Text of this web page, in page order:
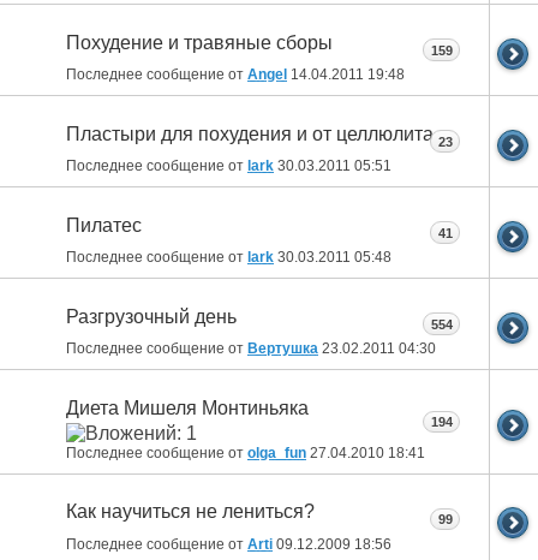
Похудение и травяные сборы
Последнее сообщение от Angel 14.04.2011 19:48
159
Пластыри для похудения и от целлюлита
Последнее сообщение от lark 30.03.2011 05:51
23
Пилатес
Последнее сообщение от lark 30.03.2011 05:48
41
Разгрузочный день
Последнее сообщение от Вертушка 23.02.2011 04:30
554
Диета Мишеля Монтиньяка
Последнее сообщение от olga_fun 27.04.2010 18:41
194
Как научиться не лениться?
Последнее сообщение от Arti 09.12.2009 18:56
99